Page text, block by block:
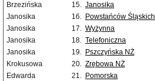
Brzezińska
15. Janosika
Janosika
16. Powstańców Śląskich
Janosika
17. Wyżynna
Janosika
18. Telefoniczna
Janosika
19. Pszczyńska NŻ
Krokusowa
20. Zrębowa NŻ
Edwarda
21. Pomorska